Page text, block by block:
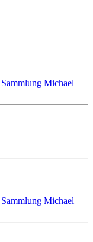
Michael
Michael